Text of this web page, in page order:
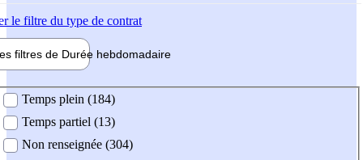
le filtre du type de contrat
filtres de Durée hebdomadaire
Temps plein (184)
Temps partiel (13)
Non renseignée (304)